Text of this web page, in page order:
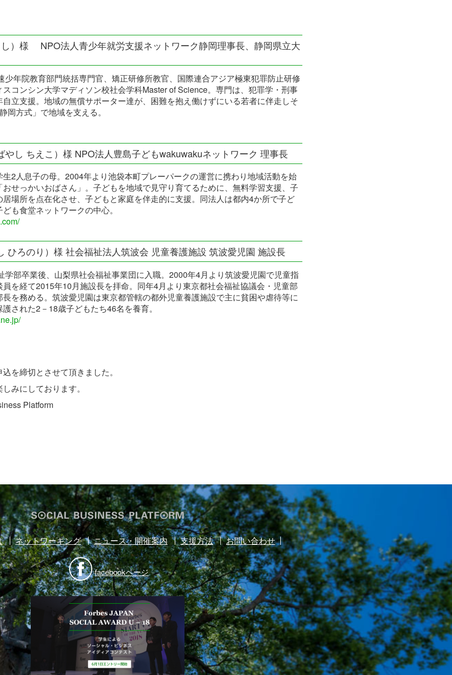
）様 NPO法人青少年就労支援ネットワーク静岡理事長、静岡県立大
少年院教育部門統括専門官、矯正研修所教官、国際連合アジア極東犯罪防止研修
コンシン大学マディソン校社会学科Master of Science。専門は、犯罪学・刑事
立支援。地域の無償サポーター達が、困難を抱え働けずにいる若者に伴走しそ
岡方式」で地域を支える。
し ちえこ）様 NPO法人豊島子どもwakuwakuネットワーク 理事長
2人息子の母。2004年より池袋本町プレーパークの運営に携わり地域活動を始
せっかいおばさん」。子どもを地域で見守り育てるために、無料学習支援、子
場所を点在化させ、子どもと家庭を伴走的に支援。同法人は都内4か所で子ど
も食堂ネットワークの中心。
ろのり）様 社会福祉法人筑波会 児童養護施設 筑波愛児園 施設長
学部卒業後、山梨県社会福祉事業団に入職。2000年4月より筑波愛児園で児童指
を経て2015年10月施設長を拝命。同年4月より東京都社会福祉協議会・児童部
を務める。筑波愛児園は東京都管轄の都外児童養護施設で主に貧困や虐待等に
された2－18歳子どもたち46名を養育。
を締切とさせて頂きました。
みにしております。
Platform
ネットワーキング ニュース・開催案内 支援方法 お問い合わせ
facebookページ